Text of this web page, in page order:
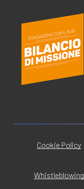
Cookie Policy
Whistleblowing